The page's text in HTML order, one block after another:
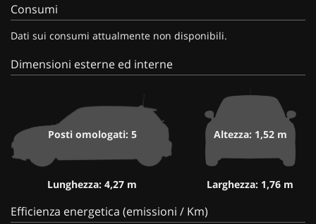
Consumi
Dati sui consumi attualmente non disponibili.
Dimensioni esterne ed interne
Posti omologati: 5
Lunghezza: 4,27 m
Altezza: 1,52 m
Larghezza: 1,76 m
Efficienza energetica (emissioni / Km)